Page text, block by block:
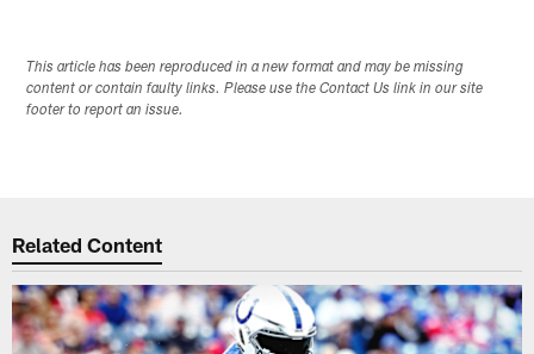
This article has been reproduced in a new format and may be missing
content or contain faulty links. Please use the Contact Us link in our site
footer to report an issue.
Related Content